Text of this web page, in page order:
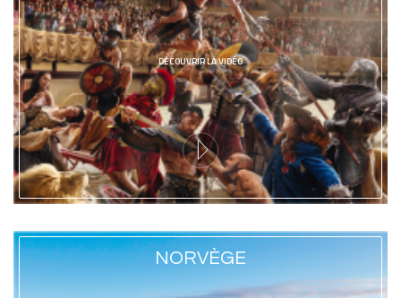
DÉCOUVRIR LA VIDÉO
NORVÈGE